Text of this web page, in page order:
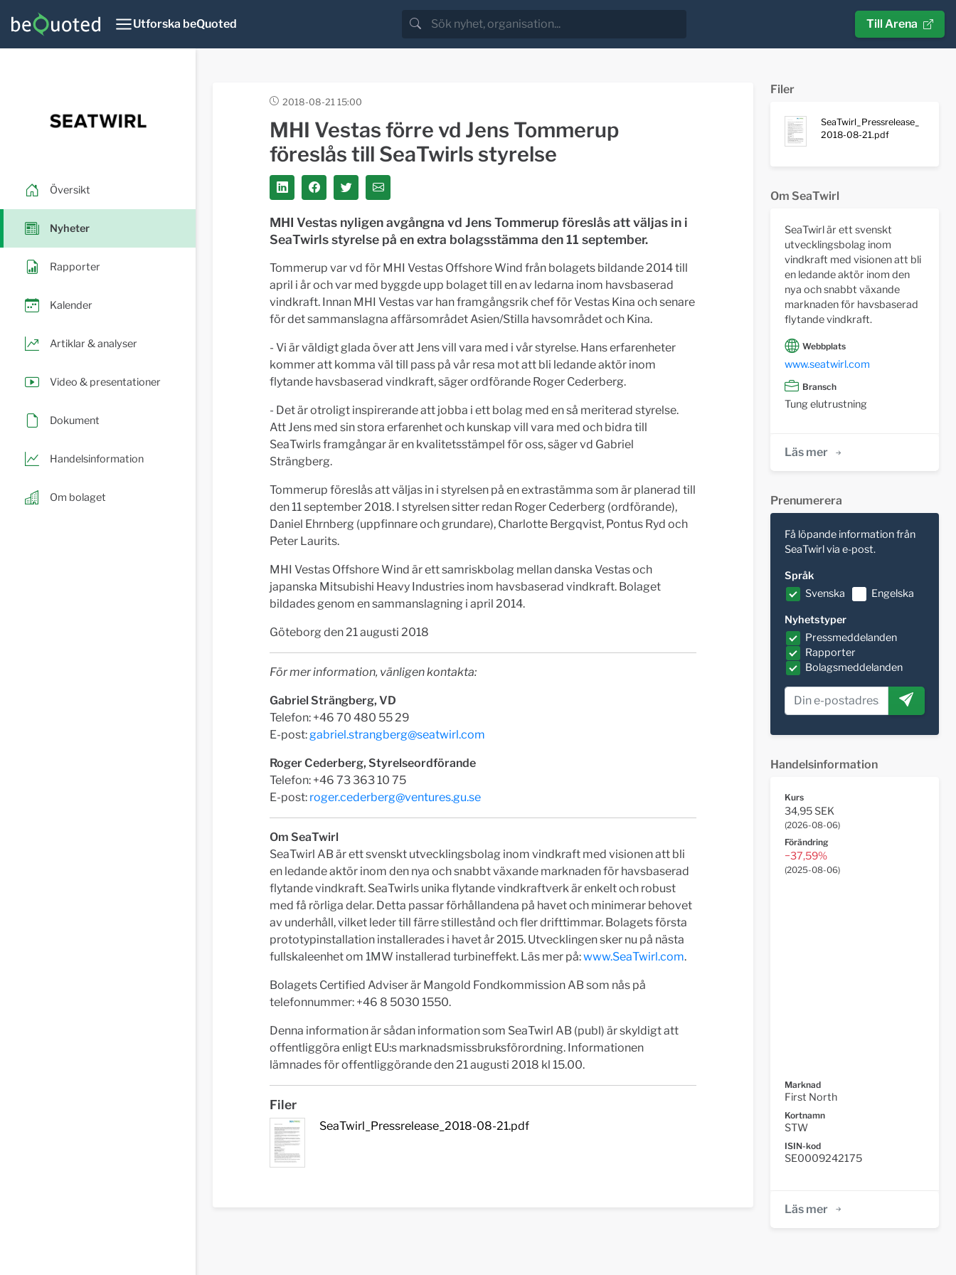
Utforska beQuoted Till Arena
Översikt
Nyheter
Rapporter
Kalender
Artiklar & analyser
Video & presentationer
Dokument
Handelsinformation
Om bolaget
2018-08-21 15:00
MHI Vestas förre vd Jens Tommerup
föreslås till SeaTwirls styrelse
MHI Vestas nyligen avgångna vd Jens Tommerup föreslås att väljas in i
SeaTwirls styrelse på en extra bolagsstämma den 11 september.
Tommerup var vd för MHI Vestas Offshore Wind från bolagets bildande 2014 till
april i år och var med byggde upp bolaget till en av ledarna inom havsbaserad
vindkraft. Innan MHI Vestas var han framgångsrik chef för Vestas Kina och senare
för det sammanslagna affärsområdet Asien/Stilla havsområdet och Kina.
- Vi är väldigt glada över att Jens vill vara med i vår styrelse. Hans erfarenheter
kommer att komma väl till pass på vår resa mot att bli ledande aktör inom
flytande havsbaserad vindkraft, säger ordförande Roger Cederberg.
- Det är otroligt inspirerande att jobba i ett bolag med en så meriterad styrelse.
Att Jens med sin stora erfarenhet och kunskap vill vara med och bidra till
SeaTwirls framgångar är en kvalitetsstämpel för oss, säger vd Gabriel
Strängberg.
Tommerup föreslås att väljas in i styrelsen på en extrastämma som är planerad till
den 11 september 2018. I styrelsen sitter redan Roger Cederberg (ordförande),
Daniel Ehrnberg (uppfinnare och grundare), Charlotte Bergqvist, Pontus Ryd och
Peter Laurits.
MHI Vestas Offshore Wind är ett samriskbolag mellan danska Vestas och
japanska Mitsubishi Heavy Industries inom havsbaserad vindkraft. Bolaget
bildades genom en sammanslagning i april 2014.
Göteborg den 21 augusti 2018
För mer information, vänligen kontakta:
Gabriel Strängberg, VD
Telefon: +46 70 480 55 29
E-post:gabriel.strangberg@seatwirl.com
Roger Cederberg, Styrelseordförande
Telefon: +46 73 363 10 75
E-post: roger.cederberg@ventures.gu.se
Om SeaTwirl
SeaTwirl AB är ett svenskt utvecklingsbolag inom vindkraft med visionen att bli
en ledande aktör inom den nya och snabbt växande marknaden för havsbaserad
flytande vindkraft. SeaTwirls unika flytande vindkraftverk är enkelt och robust
med få rörliga delar. Detta passar förhållandena på havet och minimerar behovet
av underhåll, vilket leder till färre stillestånd och fler drifttimmar. Bolagets första
prototypinstallation installerades i havet år 2015. Utvecklingen sker nu på nästa
fullskaleenhet om 1MW installerad turbineffekt. Läs mer på:www.SeaTwirl.com.
Bolagets Certified Adviser är Mangold Fondkommission AB som nås på
telefonnummer: +46 8 5030 1550.
Denna information är sådan information som SeaTwirl AB (publ) är skyldigt att
offentliggöra enligt EU:s marknadsmissbruksförordning. Informationen
lämnades för offentliggörande den 21 augusti 2018 kl 15.00.
Filer
SeaTwirl_Pressrelease_2018-08-21.pdf
Filer
SeaTwirl_Pressrelease_
2018-08-21.pdf
Om SeaTwirl
SeaTwirl är ett svenskt
utvecklingsbolag inom
vindkraft med visionen att bli
en ledande aktör inom den
nya och snabbt växande
marknaden för havsbaserad
flytande vindkraft.
Webbplats
www.seatwirl.com
Bransch
Tung elutrustning
Läs mer
Prenumerera
Få löpande information från
SeaTwirl via e-post.
Språk
Svenska
Engelska
Nyhetstyper
Pressmeddelanden
Rapporter
Bolagsmeddelanden
Handelsinformation
Kurs
34,95 SEK
(2026-08-06)
Förändring
−37,59%
(2025-08-06)
Marknad
First North
Kortnamn
STW
ISIN-kod
SE0009242175
Läs mer